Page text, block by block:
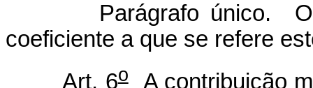
Parágrafo único. O
coeficiente a que se refere
Art. 6oA contribuição